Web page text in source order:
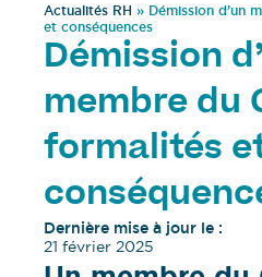
Actualités RH » Démission d’un
et conséquences
Démission
membre du
formalités
Dernière mise à jour le :
21 février 2025